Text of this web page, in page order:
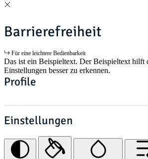
Barrierefreiheit
Für eine leichtere Bedienbarkeit
Das ist ein Beispieltext. Der Beispieltext hilft
Einstellungen besser zu erkennen.
Profile
Einstellungen